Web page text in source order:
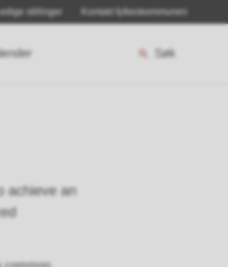
stillinger Kontakt fylkeskommunen
Søk
achieve an